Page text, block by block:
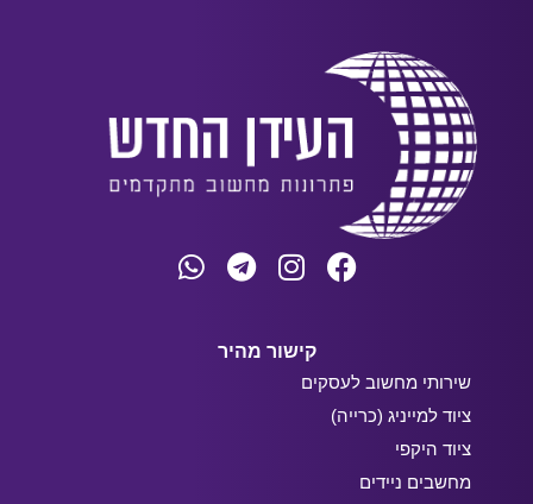
קישור מהיר
שירותי מחשוב לעסקים
ציוד למייניג (כרייה)
ציוד היקפי
מחשבים ניידים